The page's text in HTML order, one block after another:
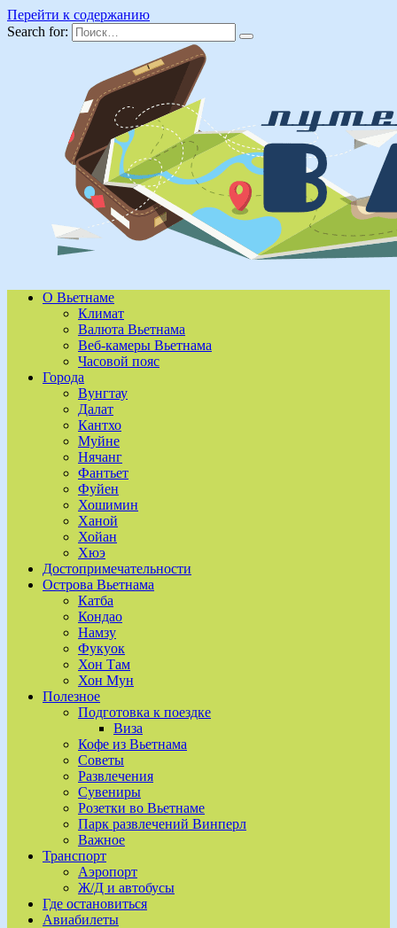
Перейти к содержанию
Search for:
О Вьетнаме
Климат
Валюта Вьетнама
Веб-камеры Вьетнама
Часовой пояс
Города
Вунгтау
Далат
Кантхо
Муйне
Нячанг
Фантьет
Фуйен
Хошимин
Ханой
Хойан
Хюэ
Достопримечательности
Острова Вьетнама
Катба
Кондао
Намзу
Фукуок
Хон Там
Хон Мун
Полезное
Подготовка к поездке
Виза
Кофе из Вьетнама
Советы
Развлечения
Сувениры
Розетки во Вьетнаме
Парк развлечений Винперл
Важное
Транспорт
Аэропорт
Ж/Д и автобусы
Где остановиться
Авиабилеты